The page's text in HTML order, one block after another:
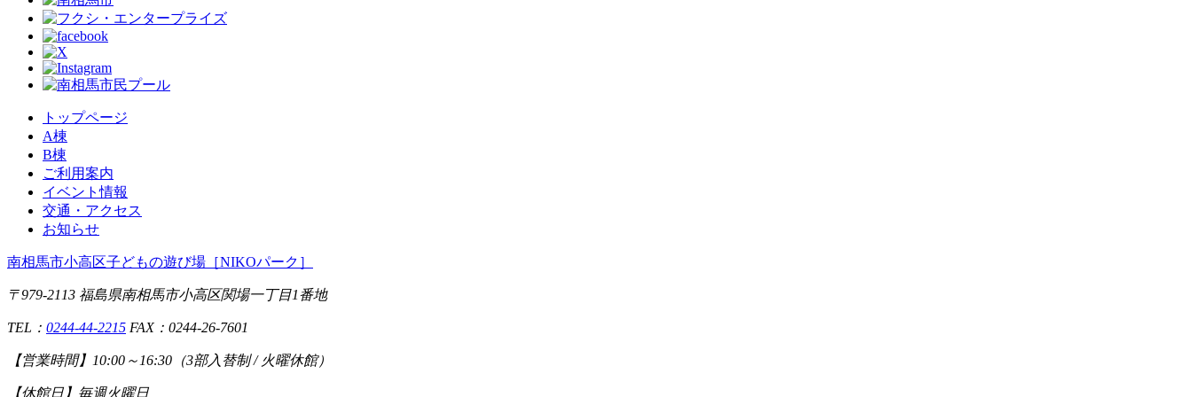
トップページ
A棟
B棟
ご利用案内
イベント情報
交通・アクセス
お知らせ
南相馬市小高区子どもの遊び場 ［NIKOパーク］
〒979-2113 福島県南相馬市小高区関場一丁目1番地
TEL： 0244-44-2215 FAX：0244-26-7601
【営業時間】 10:00～16:30（3部入替制 / 火曜休館）
【休館日】 毎週火曜日